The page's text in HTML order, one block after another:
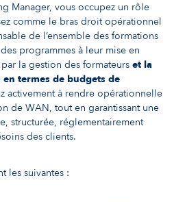
Manager, vous occupez un rôle
comme le bras droit opérationnel
de l’ensemble des formations
programmes à leur mise en
la gestion des formateurs et la
termes de budgets de
activement à rendre opérationnelle
de WAN, tout en garantissant une
structurée, réglementairement
des clients.
les suivantes :